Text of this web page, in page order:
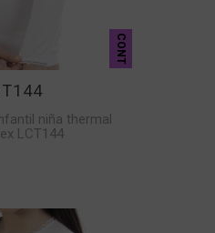
CONT
niña thermal
LCT144